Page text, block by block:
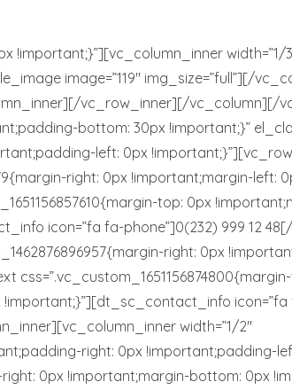
!important;}”][vc_column_inner
image=”119″ img_size=”full”][/
vc_row_inner][/vc_column][/
bottom: 30px !important;}”
left: 0px
right: 0px !important;margin-left:
top: 0px
icon=”fa fa-phone”]0(232) 999 12
right: 0px
icon=”fa
width=”1/2″
right: 0px !important;padding-
0px !important;margin-bottom: 0px